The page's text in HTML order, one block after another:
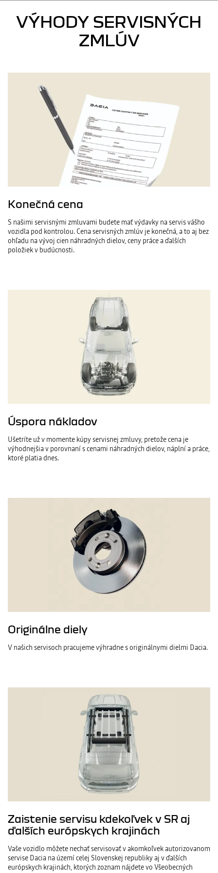
Áno, v cene servisnej zmluvy je zahrnutá asistenčná služba Dacia
Assistance.
VÝHODY SERVISNÝCH
ZMLÚV
Konečná cena
S našimi servisnými zmluvami budete mať výdavky na servis vášho
vozidla pod kontrolou. Cena servisných zmlúv je konečná, a to aj bez
ohľadu na vývoj cien náhradných dielov, ceny práce a ďalších
položiek v budúcnosti.
Úspora nákladov
Ušetríte už v momente kúpy servisnej zmluvy, pretože cena je
výhodnejšia v porovnaní s cenami náhradných dielov, náplní a práce,
ktoré platia dnes.
Originálne diely
V našich servisoch pracujeme výhradne s originálnymi dielmi Dacia.
Zaistenie servisu kdekoľvek v SR aj
ďalších európskych krajinách
Vaše vozidlo môžete nechať servisovať v akomkoľvek autorizovanom
servise Dacia na území celej Slovenskej republiky aj v ďalších
európskych krajinách, ktorých zoznam nájdete vo Všeobecných